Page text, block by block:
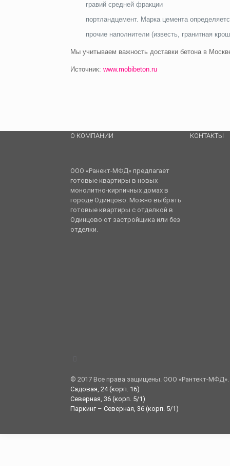
гравий средней фракции
портландцемент. Марка цемента
прочие наполнители (известь, гранитная
Мы учитываем важность доставки бетона в
Источник: www.mobibeton.ru
О КОМПАНИИ
ООО «Ранект-МФД» предлагает
готовые квартиры в новых
монолитно-кирпичных домах в
городе Одинцово. Можно выбрать
готовые квартиры с отделкой в
Одинцово от застройщика или без
отделки.
КОНТАКТЫ
© 2017 Все права защищены. ООО «Рантект-МФД».
Садовая, 24 (корп. 16)
Северная, 36 (корп. 5/1)
Паркинг – Северная, 36 (корп. 5/1)